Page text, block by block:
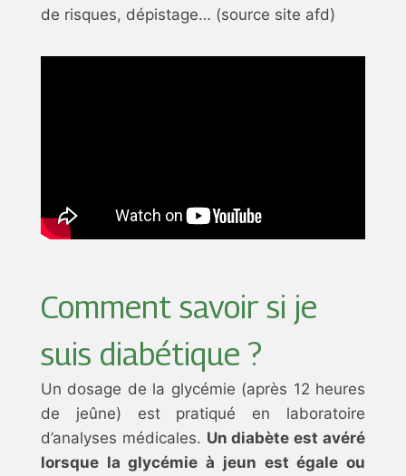
de risques, dépistage… (source site afd)
Comment savoir si je
suis diabétique ?
Un dosage de la glycémie (après 12 heures
de jeûne) est pratiqué en laboratoire
d’analyses médicales. Un diabète est avéré
lorsque la glycémie à jeun est égale ou